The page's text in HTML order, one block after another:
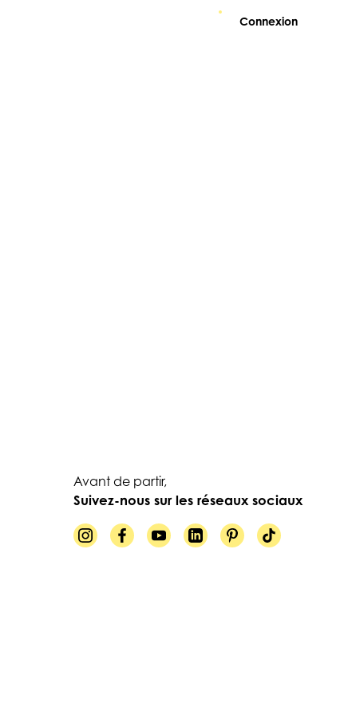
Connexion
Avant de partir,
Suivez-nous sur les réseaux sociaux